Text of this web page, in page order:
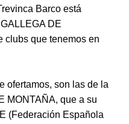
Barco está
DE
clubs que tenemos en
ofertamos, son las de la
MONTAÑA, que a su
(Federación Española